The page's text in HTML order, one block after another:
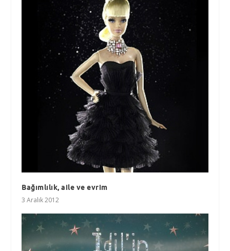
Bağımlılık, aile ve evrim
3 Aralık 2012